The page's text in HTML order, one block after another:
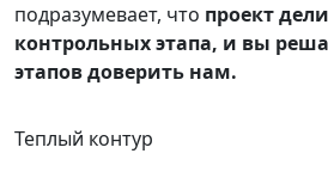
подразумевает, что проект
контрольных этапа, и вы
этапов доверить нам.
Теплый контур